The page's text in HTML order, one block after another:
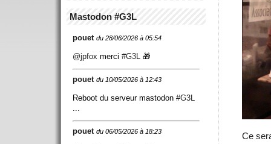
Ce
Mastodon #G3L
pouet du 28/06/2026 à 05:54
@jpfox merci #G3L 🎁
pouet du 10/05/2026 à 12:43
Reboot du serveur mastodon #G3L
pouet du 06/05/2026 à 18:23